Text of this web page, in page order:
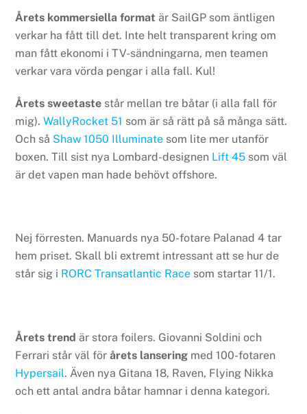
Årets kommersiella format är SailGP som äntligen
verkar ha fått till det. Inte helt transparent kring om
man fått ekonomi i TV-sändningarna, men teamen
verkar vara vörda pengar i alla fall. Kul!
Årets sweetaste står mellan tre båtar (i alla fall för
mig).WallyRocket 51 som är så rätt på så många sätt.
Och så Shaw 1050 Illuminate som lite mer utanför
boxen. Till sist nya Lombard-designen Lift 45 som väl
är det vapen man hade behövt offshore.
Nej förresten. Manuards nya 50-fotare Palanad 4 tar
hem priset. Skall bli extremt intressant att se hur de
står sig i RORC Transatlantic Race som startar 11/1.
Årets trend är stora foilers. Giovanni Soldini och
Ferrari står väl förårets lansering med 100-fotaren
Hypersail. Även nya Gitana 18, Raven, Flying Nikka
och ett antal andra båtar hamnar i denna kategori.